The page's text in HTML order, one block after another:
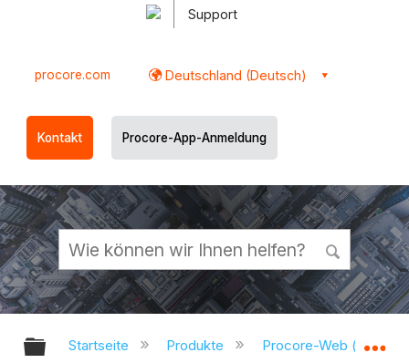
Support
procore.com Deutschland (Deutsch)
Kontakt Procore-App-Anmeldung
Globale Hierarchie auf- und
Startseite Produkte Procore-Web